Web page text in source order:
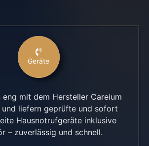
Geräte
eng mit dem Hersteller Careium
und liefern geprüfte und sofort
Hausnotrufgeräte inklusive
– zuverlässig und schnell.